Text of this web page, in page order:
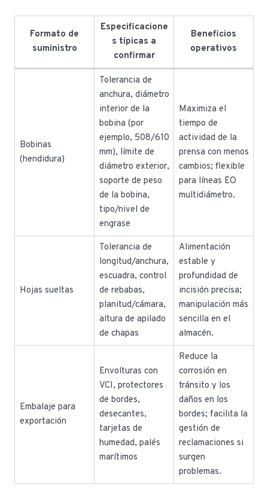
Formato de
suministro
Especificacione
s típicas a
confirmar
Beneficios
operativos
Bobinas
(hendidura)
Tolerancia de
anchura, diámetro
interior de la
bobina (por
ejemplo, 508/610
mm), límite de
diámetro exterior,
soporte de peso
de la bobina,
tipo/nivel de
engrase
Maximiza el
tiempo de
actividad de la
prensa con menos
cambios; flexible
para líneas EO
multidiámetro.
Hojas sueltas
Tolerancia de
longitud/anchura,
escuadra, control
de rebabas,
planitud/cámara,
altura de apilado
de chapas
Alimentación
estable y
profundidad de
incisión precisa;
manipulación más
sencilla en el
almacén.
Embalaje para
exportación
Envolturas con
VCI, protectores
de bordes,
desecantes,
tarjetas de
humedad, palés
marítimos
Reduce la
corrosión en
tránsito y los
daños en los
bordes; facilita la
gestión de
reclamaciones si
surgen
problemas.